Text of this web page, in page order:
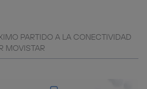
PARTIDO A LA CONECTIVIDAD
MOVISTAR